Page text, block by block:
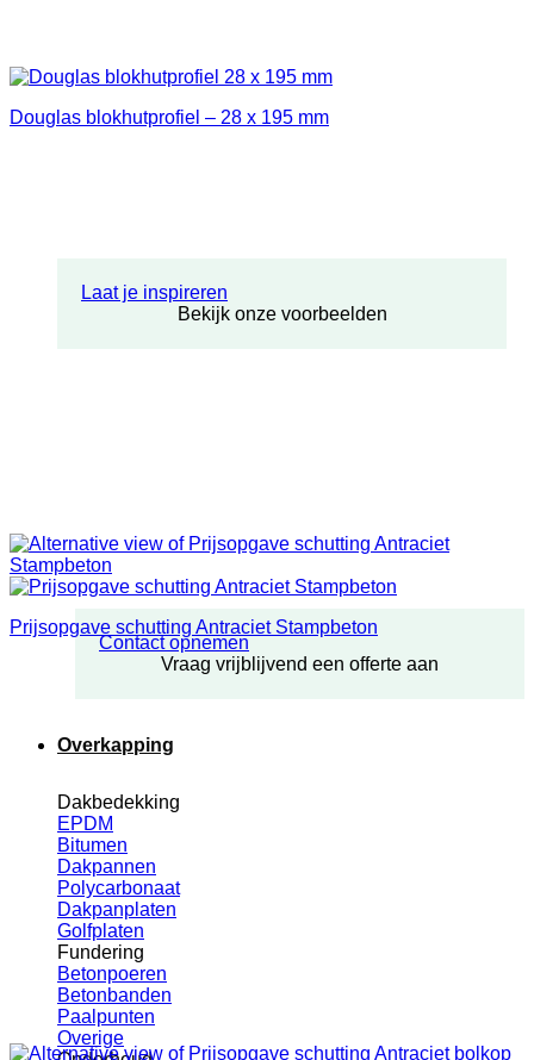
Laat je inspireren
Bekijk onze voorbeelden
Contact opnemen
Vraag vrijblijvend een offerte aan
Overkapping
Dakbedekking
EPDM
Bitumen
Dakpannen
Polycarbonaat
Dakpanplaten
Golfplaten
Fundering
Betonpoeren
Betonbanden
Paalpunten
Overige
Douglas blokhutprofiel – 28 x 195 mm
Prijsopgave schutting Antraciet Stampbeton